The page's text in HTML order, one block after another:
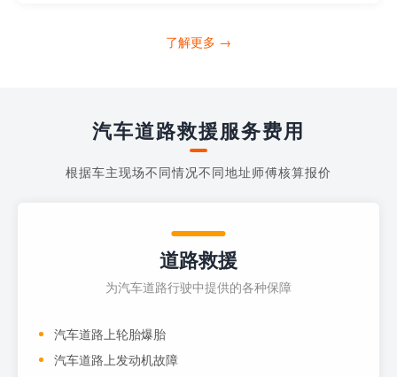
打4006363122请求送油人员来帮助你。
了解更多 →
汽车道路救援服务费用
根据车主现场不同情况不同地址师傅核算报价
道路救援
为汽车道路行驶中提供的各种保障
汽车道路上轮胎爆胎
汽车道路上发动机故障